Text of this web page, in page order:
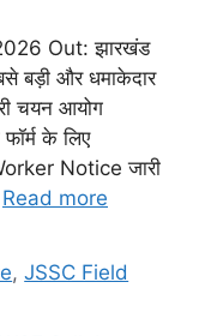
Out: झारखंड
बड़ी और धमाकेदार
चयन आयोग
के लिए
Notice जारी
Read more
,JSSC Field